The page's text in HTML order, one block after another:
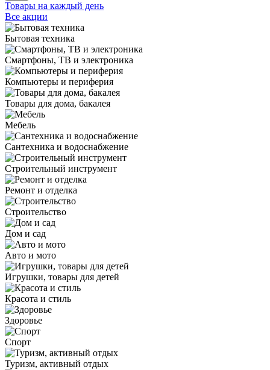
Товары на каждый день
Все акции
Бытовая техника
Смартфоны, ТВ и электроника
Компьютеры и периферия
Товары для дома, бакалея
Мебель
Сантехника и водоснабжение
Строительный инструмент
Ремонт и отделка
Строительство
Дом и сад
Авто и мото
Игрушки, товары для детей
Красота и стиль
Здоровье
Спорт
Туризм, активный отдых